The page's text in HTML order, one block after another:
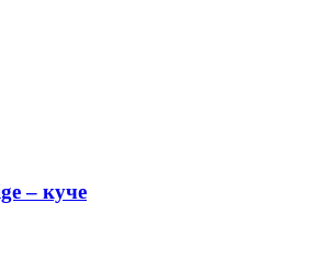
– куче